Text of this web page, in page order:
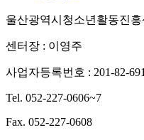
울산광역시청소년활동진흥
센터장 : 이영주
사업자등록번호 : 201-82-
Tel. 052-227-0606~7
Fax. 052-227-0608